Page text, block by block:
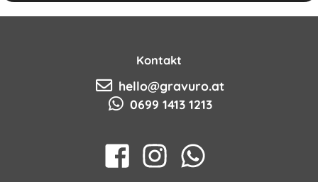
Kontakt
hello@gravuro.at
0699 1413 1213